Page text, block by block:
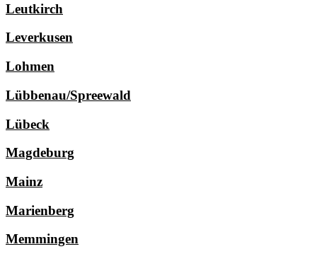
Leutkirch
Leverkusen
Lohmen
Lübbenau/Spreewald
Lübeck
Magdeburg
Mainz
Marienberg
Memmingen